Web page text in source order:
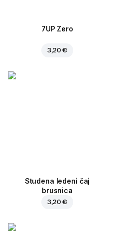
7UP Zero
3,20 €
Studena ledeni čaj
brusnica
3,20 €